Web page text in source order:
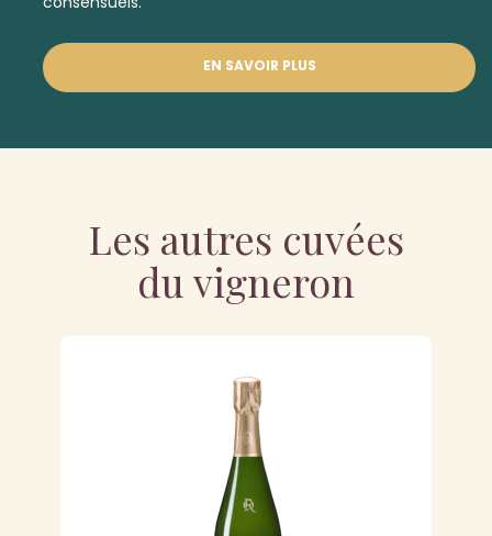
EN SAVOIR PLUS
Les autres cuvées
du vigneron